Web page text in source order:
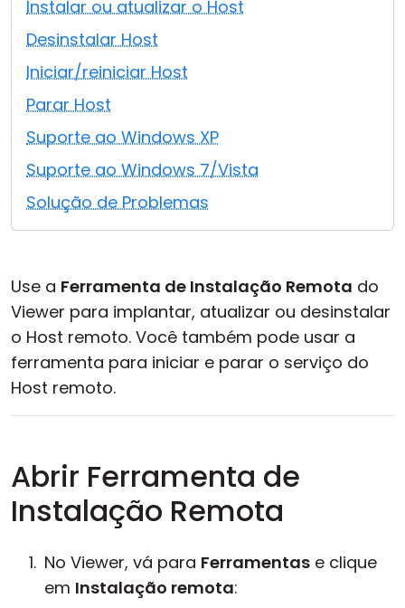
Instalar ou atualizar o Host
Desinstalar Host
Iniciar/reiniciar Host
Parar Host
Suporte ao Windows XP
Suporte ao Windows 7/Vista
Solução de Problemas
Use a Ferramenta de Instalação Remota do
Viewer para implantar, atualizar ou desinstalar
o Host remoto. Você também pode usar a
ferramenta para iniciar e parar o serviço do
Host remoto.
Abrir Ferramenta de
Instalação Remota
No Viewer, vá para Ferramentas e clique
em Instalação remota: